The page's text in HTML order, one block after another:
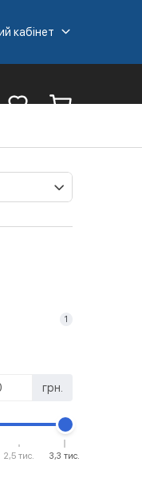
кабінет
1
грн.
2,5 тис. 3,3 тис.